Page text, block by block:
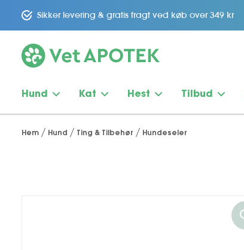
Sikker levering & gratis fragt ved køb over 349 kr
Hund Kat Hest Tilbud
Hem Hund Ting & Tilbehør Hundeseler